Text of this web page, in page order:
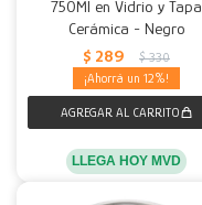
750Ml en Vidrio y Tapa
Cerámica - Negro
$ 289 $ 330
12
LLEGA HOY MVD